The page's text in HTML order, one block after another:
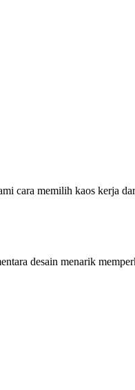
cara memilih kaos kerja
desain menarik